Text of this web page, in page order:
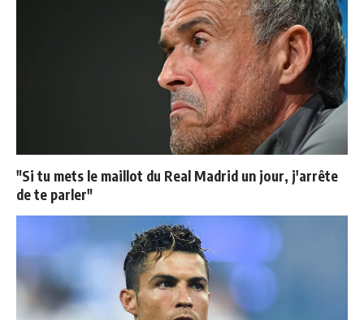
"Si tu mets le maillot du Real Madrid un jour, j'arrête
de te parler"